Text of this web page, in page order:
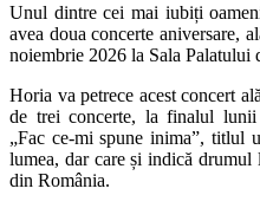
Unul dintre cei mai iubiți
avea doua concerte aniversare,
noiembrie 2026 la Sala Palatului
Horia va petrece acest concert
de trei concerte, la finalul lunii
„Fac ce-mi spune inima”, titlul
lumea, dar care și indică
din România.